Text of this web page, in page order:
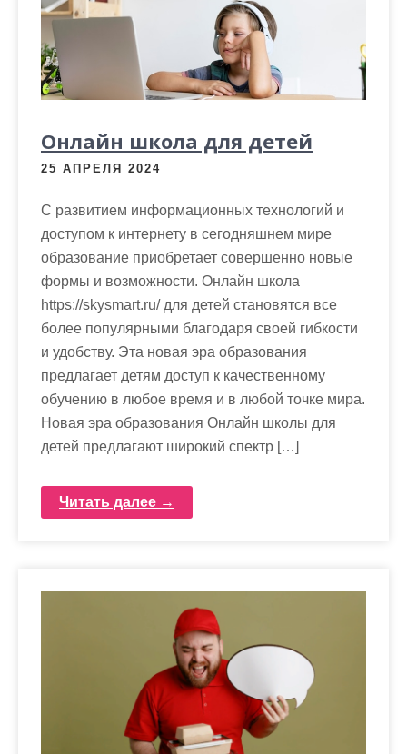
Онлайн школа для детей
25 АПРЕЛЯ 2024
С развитием информационных технологий и
доступом к интернету в сегодняшнем мире
образование приобретает совершенно новые
формы и возможности. Онлайн школа
https://skysmart.ru/ для детей становятся все
более популярными благодаря своей гибкости
и удобству. Эта новая эра образования
предлагает детям доступ к качественному
обучению в любое время и в любой точке мира.
Новая эра образования Онлайн школы для
детей предлагают широкий спектр […]
Читать далее →